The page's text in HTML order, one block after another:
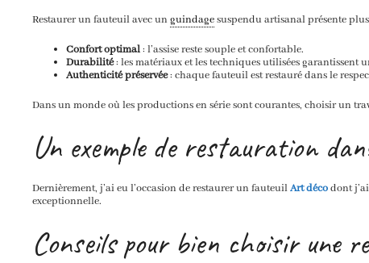
Restaurer un fauteuil avec unguindagesuspendu artisanal présente
Confort optimal: l’assise reste souple et confortable.
Durabilité: les matériaux et les techniques utilisées garantissent
Authenticité préservée: chaque fauteuil est restauré dans le
Dans un monde où les productions en série sont courantes, choisir un
Un exemple de restauration
Dernièrement, j’ai eu l’occasion de restaurer un fauteuilArt décodont
exceptionnelle.
Conseils pour bien choisir une